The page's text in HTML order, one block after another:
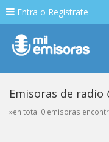
Entra o Registrate
Emisoras de radio
»en total 0 emisoras